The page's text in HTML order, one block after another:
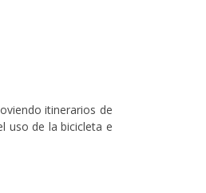
itinerarios de
uso de la bicicleta e